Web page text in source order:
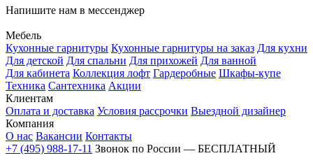
Напишите нам в мессенджер
Мебель
Кухонные гарнитуры Кухонные гарнитуры на заказ Для кухни
Для детской Для спальни Для прихожей Для ванной
Для кабинета Коллекция лофт Гардеробные Шкафы-купе
Техника Сантехника Акции
Клиентам
Оплата и доставка Условия рассрочки Выездной дизайнер
Компания
О нас Вакансии Контакты
+7 (495) 988-17-11 Звонок по России — БЕСПЛАТНЫЙ